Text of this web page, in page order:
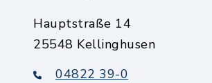
Hauptstraße 14
25548 Kellinghusen
04822 39-0